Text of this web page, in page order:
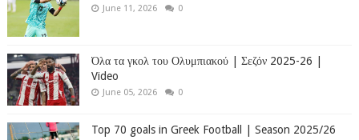
June 11, 2026 0
Όλα τα γκολ του Ολυμπιακού | Σεζόν 2025-26 |
Video
June 05, 2026 0
Top 70 goals in Greek Football | Season 2025/26